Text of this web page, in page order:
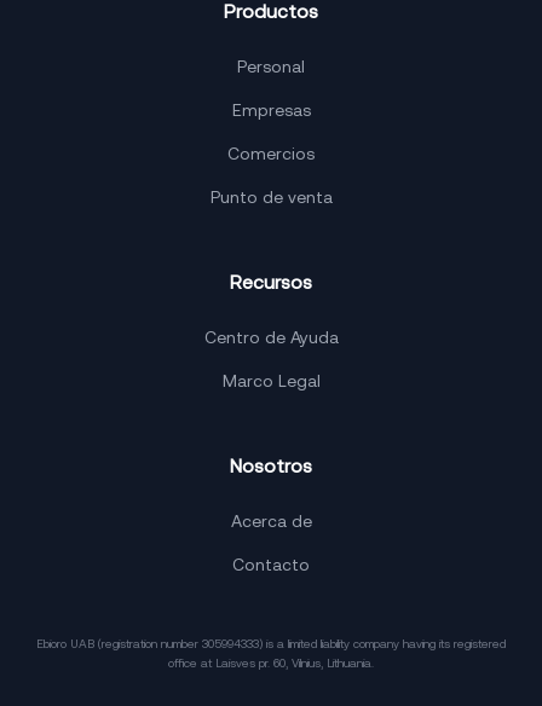
Productos
Personal
Empresas
Comercios
Punto de venta
Recursos
Centro de Ayuda
Marco Legal
Nosotros
Acerca de
Contacto
Ebioro UAB (registration number 305994333) is a limited liability company having its registered
office at Laisves pr. 60, Vilnius, Lithuania.